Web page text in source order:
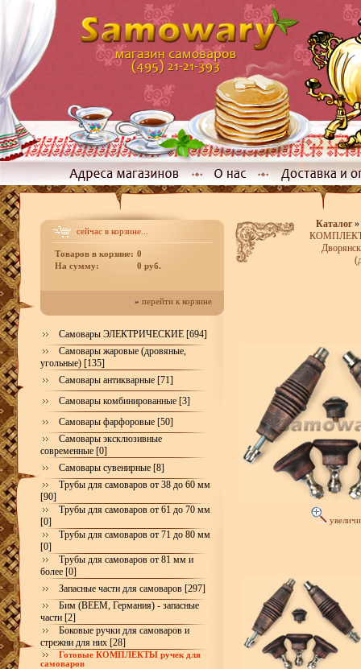
сейчас в корзине...
Товаров в корзине: 0
На сумму:
0 руб.
» перейти к корзине
Самовары ЭЛЕКТРИЧЕСКИЕ [694]
Самовары жаровые (дровяные,
угольные) [135]
Самовары антикварные [71]
Самовары комбинированные [3]
Самовары фарфоровые [50]
Самовары эксклюзивные
современные [0]
Самовары сувенирные [8]
Трубы для самоваров от 38 до 60 мм
[90]
Трубы для самоваров от 61 до 70 мм
[0]
Трубы для самоваров от 71 до 80 мм
[0]
Трубы для самоваров от 81 мм и
более [0]
Запасные части для самоваров [297]
Бим (BEEM, Германия) - запасные
части [2]
Боковые ручки для самоваров и
стрежни для них [28]
Готовые КОМПЛЕКТЫ ручек для
самоваров
Каталог»